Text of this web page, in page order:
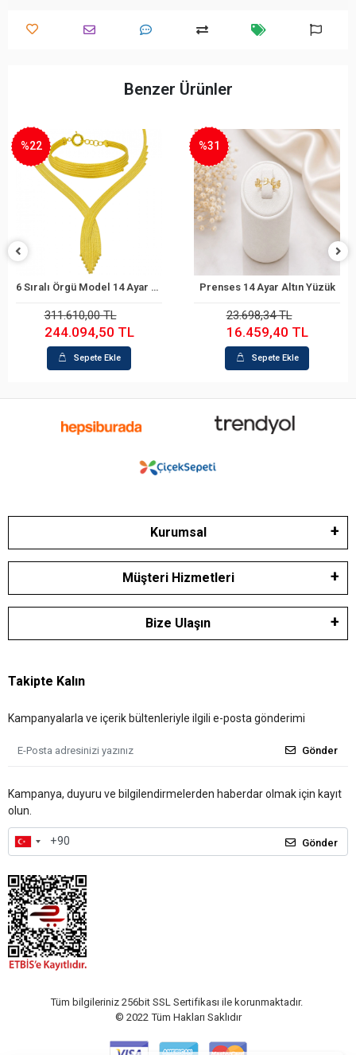
Benzer Ürünler
Sepete Ekle
6 Sıralı Örgü Model 14 Ayar Altın Set
%22
311.610,00 TL
244.094,50 TL
Sepete Ekle
Sepete Ekle
Prenses 14 Ayar Altın Yüzük
%31
23.698,34 TL
16.459,40 TL
Sepete Ekle
Kurumsal
Müşteri Hizmetleri
Bize Ulaşın
Takipte Kalın
Kampanyalarla ve içerik bültenleriyle ilgili e-posta gönderimi
Gönder
Kampanya, duyuru ve bilgilendirmelerden haberdar olmak için kayıt
olun.
Gönder
Tüm bilgileriniz 256bit SSL Sertifikası ile korunmaktadır.
© 2022 Tüm Hakları Saklıdır